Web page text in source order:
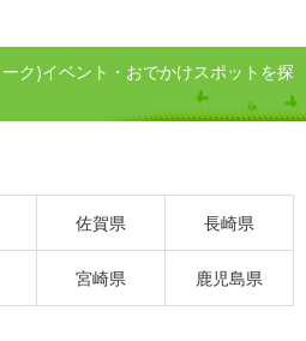
ク)イベント・おでかけスポットを探
佐賀県 長崎県
宮崎県 鹿児島県